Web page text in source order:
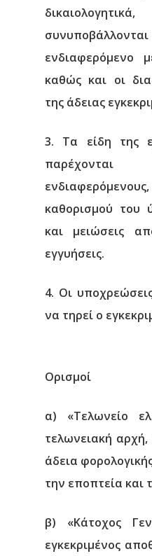
ενδιαφερόμενο
καθώς και οι
της άδειας
3. Τα είδη της
καθορισμού του
και μειώσεις
εγγυήσεις.
4. Οι
να τηρεί ο
Ορισμοί
α) «Τελωνείο
τελωνειακή αρχή,
άδεια
την εποπτεία και
β) «Κάτοχος
εγκεκριμένος